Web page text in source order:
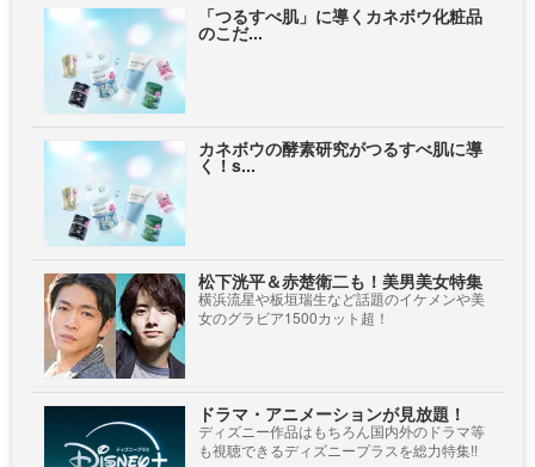
「つるすべ肌」に導くカネボウ化粧品
のこだ...
カネボウの酵素研究がつるすべ肌に導
く！s...
松下洸平＆赤楚衛二も！美男美女特集
横浜流星や板垣瑞生など話題のイケメンや美
女のグラビア1500カット超！
ドラマ・アニメーションが見放題！
ディズニー作品はもちろん国内外のドラマ等
も視聴できるディズニープラスを総力特集!!